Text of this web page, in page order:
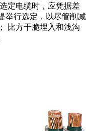
定电缆时，应凭据差
举行选定，以尽管削减
比方干脆埋入和浅沟